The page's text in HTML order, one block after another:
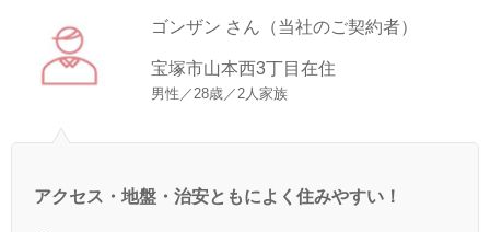
ゴンザン さん（当社のご契約者）
宝塚市山本西3丁目在住
男性／28歳／2人家族
アクセス・地盤・治安ともによく住みやすい！